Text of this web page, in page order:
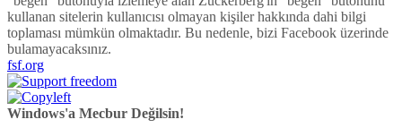
kullanan sitelerin kullanıcısı olmayan kişiler hakkında dahi bilgi
toplaması mümkün olmaktadır. Bu nedenle, bizi Facebook üzerinde
bulamayacaksınız.
fsf.org
Windows'a Mecbur Değilsin!